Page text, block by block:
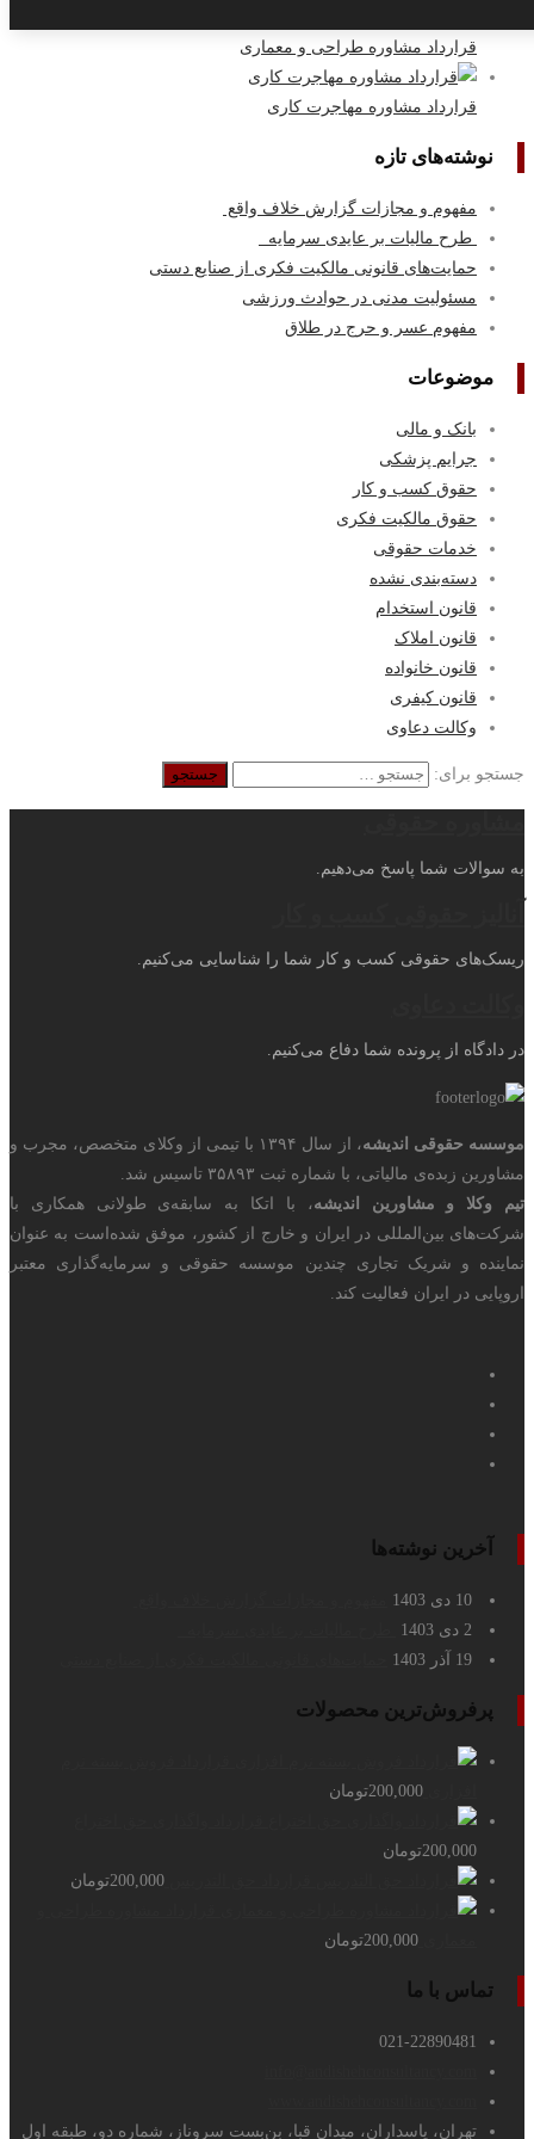
قرارداد مشاوره طراحی و معماری
قرارداد مشاوره مهاجرت کاری
نوشته‌های تازه
مفهوم و مجازات گزارش خلاف واقع
طرح مالیات بر عایدی سرمایه
حمایت‌های قانونی مالکیت فکری از صنایع دستی
مسئولیت مدنی در حوادث ورزشی
مفهوم عسر و حرج در طلاق
موضوعات
بانک و مالی
جرایم پزشکی
حقوق کسب‌ و کار
حقوق مالکیت فکری
خدمات حقوقی
دسته‌بندی نشده
قانون استخدام
قانون املاک
قانون خانواده
قانون کیفری
وکالت دعاوی
جستجو برای:
به سوالات شما پاسخ می‌دهیم.
ریسک‌های حقوقی کسب و کار شما را شناسایی می‌کنیم.
در دادگاه از پرونده شما دفاع می‌کنیم.
موسسه حقوقی اندیشه
، از سال ۱۳۹۴ با تیمی از وکلای متخصص، مجرب و
مشاورین زبده‌ی مالیاتی، با شماره ثبت ۳۵۸۹۳ تاسیس شد.
تیم وکلا و مشاورین اندیشه، با اتکا به سابقه‌ی طولانی همکاری با
شرکت‌های بین‌المللی در ایران و خارج از کشور، موفق شده‌است به عنوان
نماینده و شریک تجاری چندین موسسه حقوقی و سرمایه‌گذاری معتبر
اروپایی در ایران فعالیت کند.
آخرین نوشته‌ها
10 دی 1403
2 دی 1403
19 آذر 1403
پرفروش‌ترین محصولات
200,000تومان
200,000تومان
200,000تومان
200,000تومان
تماس با ما
021-22890481
تهران، پاسداران، میدان قبا، بن‌بست سروناز، شماره دو، طبقه اول